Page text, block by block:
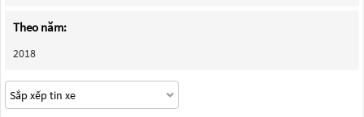
Theo năm:
2018